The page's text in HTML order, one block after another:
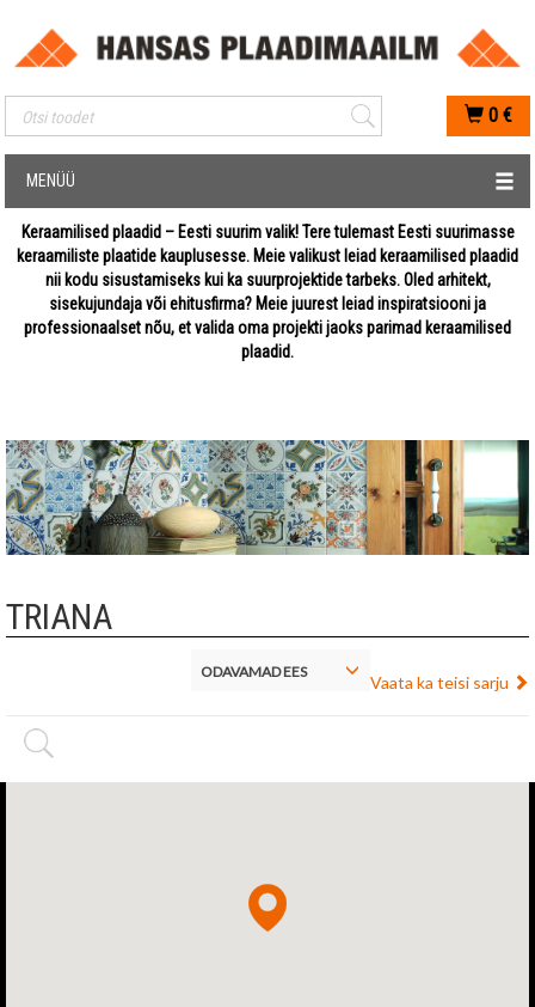
Mobiilis otsimise sisestus
0 €
MENÜÜ
Keraamilised plaadid – Eesti suurim valik! Tere tulemast Eesti suurimasse
keraamiliste plaatide kauplusesse. Meie valikust leiad keraamilised plaadid
nii kodu sisustamiseks kui ka suurprojektide tarbeks. Oled arhitekt,
sisekujundaja või ehitusfirma? Meie juurest leiad inspiratsiooni ja
professionaalset nõu, et valida oma projekti jaoks parimad keraamilised
plaadid.
TRIANA
Vaata ka teisi sarju
ODAVAMAD EES